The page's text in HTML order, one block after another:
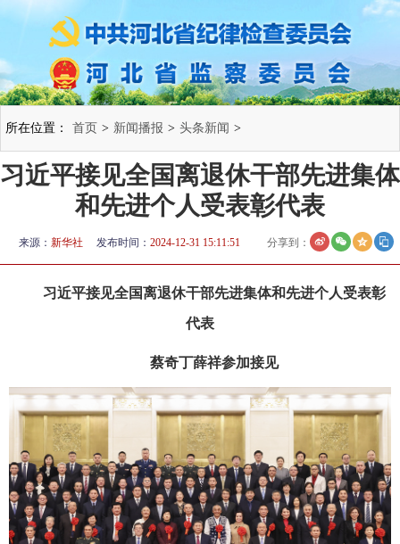
所在位置： 首页 > 新闻播报 > 头条新闻 >
习近平接见全国离退休干部先进集体
和先进个人受表彰代表
来源： 新华社 发布时间： 2024-12-31 15:11:51 分享到：
习近平接见全国离退休干部先进集体和先进个人受表彰
代表
蔡奇丁薛祥参加接见